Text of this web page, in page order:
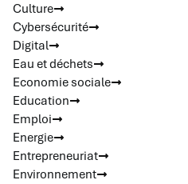
Culture
Cybersécurité
Digital
Eau et déchets
Economie sociale
Education
Emploi
Energie
Entrepreneuriat
Environnement